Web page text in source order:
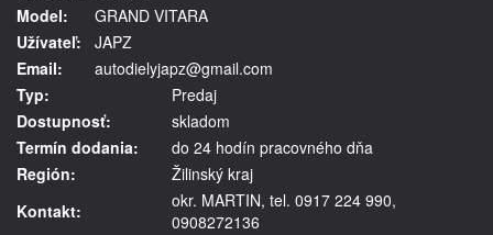
Model:
GRAND VITARA
Užívateľ:
JAPZ
Email:
autodielyjapz@gmail.com
Typ:
Predaj
Dostupnosť:
skladom
Termín dodania:
do 24 hodín pracovného dňa
Región:
Žilinský kraj
Kontakt:
okr. MARTIN, tel. 0917 224 990,
0908272136